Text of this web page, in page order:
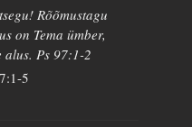
Rõõmustagu
on Tema ümber,
Ps 97:1-2
5